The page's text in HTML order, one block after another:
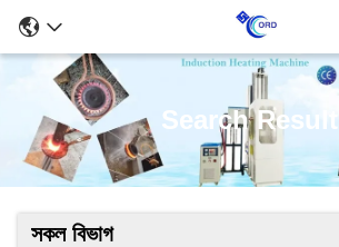
Search Result
সকল বিভাগ